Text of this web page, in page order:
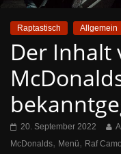
Raptastisch Allgemein
Der Inhalt
20. September 2022
McDonalds, Menü, Raf